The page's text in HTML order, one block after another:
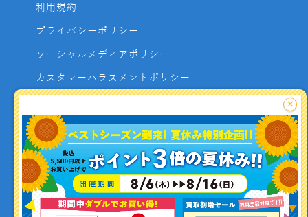
釣り情報を
利用規約
プライバシーポリシー
ソーシャルメディアポリシー
カスタマーハラスメントポリシー
よくあるご質問
お問い合わせ
利用者資金の保全方法
×